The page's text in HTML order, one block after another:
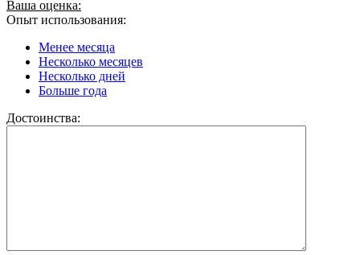
Ваша оценка:
Опыт использования:
Менее месяца
Несколько месяцев
Несколько дней
Больше года
Достоинства: